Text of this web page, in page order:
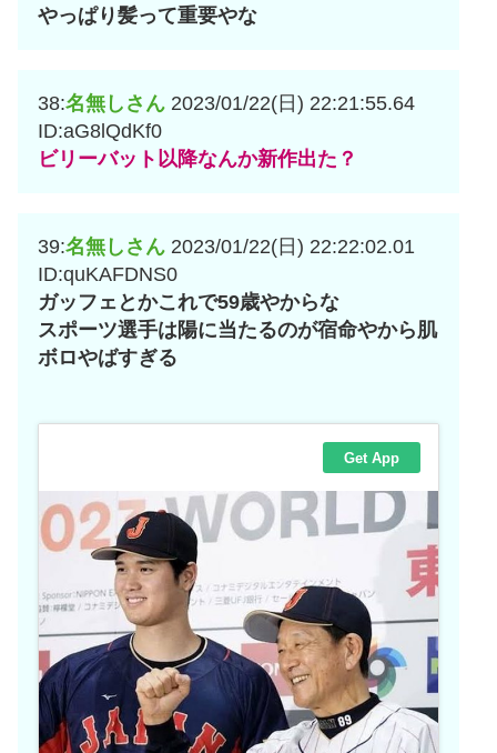
やっぱり髪って重要やな
38:名無しさん 2023/01/22(日) 22:21:55.64
ID:aG8lQdKf0
ビリーバット以降なんか新作出た？
39:名無しさん 2023/01/22(日) 22:22:02.01
ID:quKAFDNS0
ガッフェとかこれで59歳やからな
スポーツ選手は陽に当たるのが宿命やから肌
ボロやばすぎる